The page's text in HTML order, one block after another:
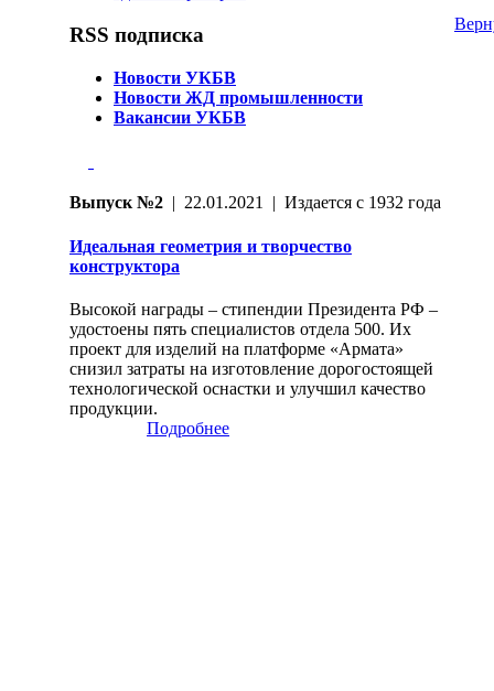
RSS подписка
Новости УКБВ
Новости ЖД промышленности
Вакансии УКБВ
Выпуск №2 | 22.01.2021 | Издается с 1932 года
Идеальная геометрия и творчество
конструктора
Высокой награды – стипендии Президента РФ –
удостоены пять специалистов отдела 500. Их
проект для изделий на платформе «Армата»
снизил затраты на изготовление дорогостоящей
технологической оснастки и улучшил качество
продукции.
Подробнее